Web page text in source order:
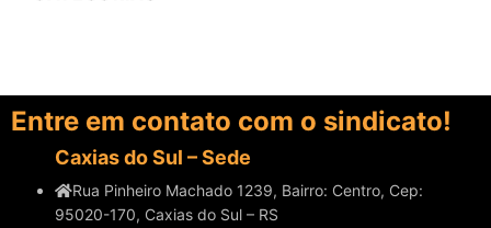
Entre em contato com o sindicato!
Caxias do Sul – Sede
Rua Pinheiro Machado 1239, Bairro: Centro, Cep:
95020-170, Caxias do Sul – RS